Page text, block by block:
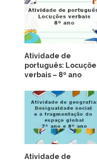
Atividade de
português:
verbais – 8º ano
Atividade de